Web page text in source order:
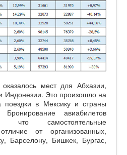
мест для Абхазии,
Индонезии. Это произошло на
в Мексику и страны
авиабилетов
что самостоятельные
от организованных,
Барселону, Бишкек, Бургас,